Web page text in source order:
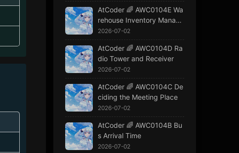
AtCoder 🌈 AWC0104E Wa
rehouse Inventory Manage
ment
2026-07-02
AtCoder 🌈 AWC0104D Ra
dio Tower and Receiver
2026-07-02
AtCoder 🌈 AWC0104C De
ciding the Meeting Place
2026-07-02
AtCoder 🌈 AWC0104B Bu
s Arrival Time
2026-07-02